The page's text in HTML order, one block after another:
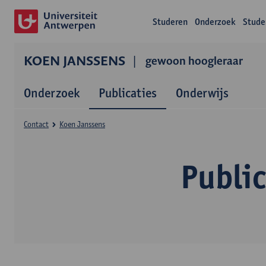
Studeren Onderzoek
KOEN JANSSENS gewoon hoogleraar
Onderzoek Publicaties Onderwijs
Contact Koen Janssens